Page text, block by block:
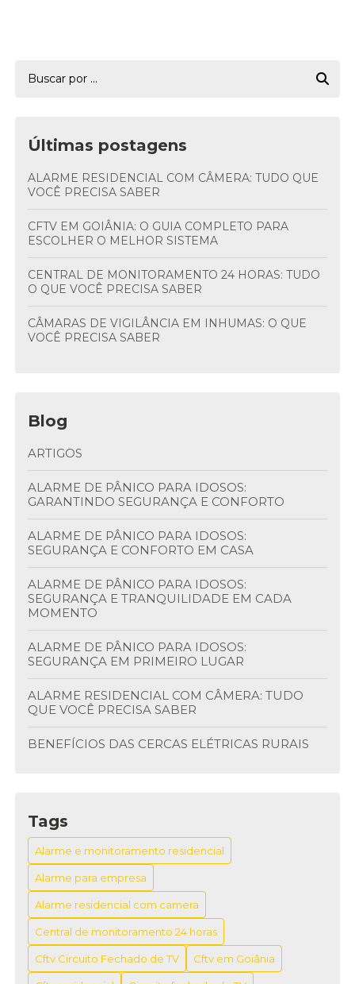
Últimas postagens
ALARME RESIDENCIAL COM CÂMERA: TUDO QUE
VOCÊ PRECISA SABER
CFTV EM GOIÂNIA: O GUIA COMPLETO PARA
ESCOLHER O MELHOR SISTEMA
CENTRAL DE MONITORAMENTO 24 HORAS: TUDO
O QUE VOCÊ PRECISA SABER
CÂMARAS DE VIGILÂNCIA EM INHUMAS: O QUE
VOCÊ PRECISA SABER
Blog
ARTIGOS
ALARME DE PÂNICO PARA IDOSOS:
GARANTINDO SEGURANÇA E CONFORTO
ALARME DE PÂNICO PARA IDOSOS:
SEGURANÇA E CONFORTO EM CASA
ALARME DE PÂNICO PARA IDOSOS:
SEGURANÇA E TRANQUILIDADE EM CADA
MOMENTO
ALARME DE PÂNICO PARA IDOSOS:
SEGURANÇA EM PRIMEIRO LUGAR
ALARME RESIDENCIAL COM CÂMERA: TUDO
QUE VOCÊ PRECISA SABER
BENEFÍCIOS DAS CERCAS ELÉTRICAS RURAIS
BENEFÍCIOS DOS CIRCUITOS FECHADOS DE TV
BOTÃO DE PÂNICO FIXO: SEGURANÇA E
PRATICIDADE EM SITUAÇÕES EMERGENCIAIS
BOTÃO DE PÂNICO FIXO: SEGURANÇA EM CASA
BOTÃO DE PÂNICO FIXO: SEGURANÇA
IMEDIATA
Tags
Alarme e monitoramento residencial
Alarme para empresa
Alarme residencial com camera
Central de monitoramento 24 horas
Cftv Circuito Fechado de TV Cftv em Goiânia